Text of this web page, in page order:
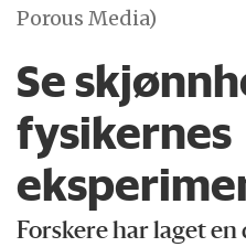
Porous Media)
Se
fysikernes
Forskere har laget